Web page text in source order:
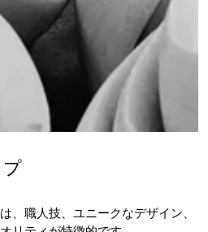
、職人技、ユニークなデザイン、